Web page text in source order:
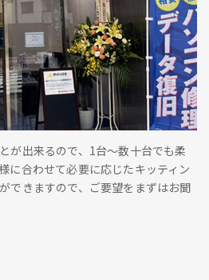
が出来るので、1台～数十台でも柔
に合わせて必要に応じたキッティン
できますので、ご要望をまずはお聞